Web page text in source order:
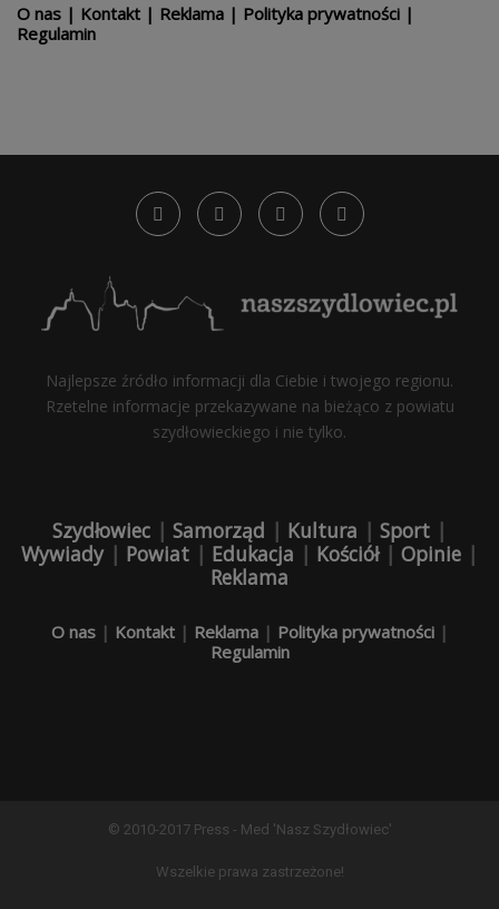
O nas | Kontakt | Reklama | Polityka prywatności |
Regulamin
Najlepsze źródło informacji dla Ciebie i twojego regionu.
Rzetelne informacje przekazywane na bieżąco z powiatu
szydłowieckiego i nie tylko.
Szydłowiec | Samorząd | Kultura | Sport |
Wywiady| Powiat | Edukacja | Kościół| Opinie |
Reklama
O nas| Kontakt| Reklama| Polityka prywatności|
Regulamin
© 2010-2017 Press - Med 'Nasz Szydłowiec'
Wszelkie prawa zastrzeżone!